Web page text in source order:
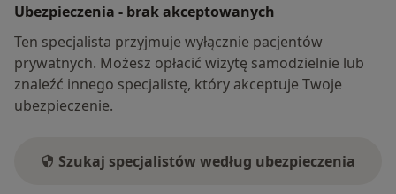
Ubezpieczenia - brak akceptowanych
Ten specjalista przyjmuje wyłącznie pacjentów
prywatnych. Możesz opłacić wizytę samodzielnie lub
znaleźć innego specjalistę, który akceptuje Twoje
ubezpieczenie.
Szukaj specjalistów według ubezpieczenia